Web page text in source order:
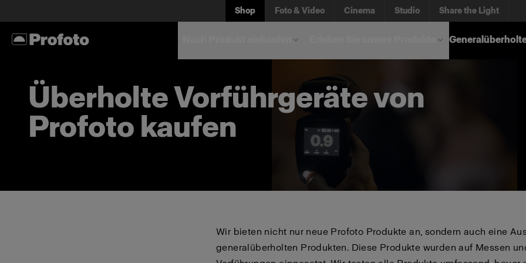
Shop Foto & Video Cinema Studio Share the Light
Überholte Vorführgeräte von
Profoto kaufen
Wir bieten nicht nur neue Profoto Produkte an, sondern auch eine
generalüberholten Produkten. Diese Produkte wurden auf Messen